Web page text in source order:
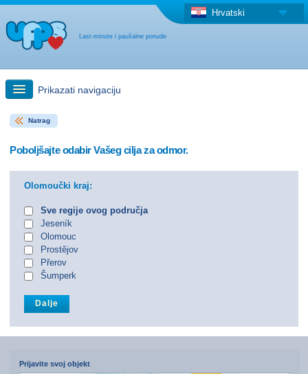
Last-minute i paušalne ponude
Hrvatski
Prikazati navigaciju
Brzo traženje
Druga država
Natrag
Poboljšajte odabir Vašeg cilja za odmor.
Olomoučki kraj:
Sve regije ovog područja
Jeseník
Olomouc
Prostějov
Přerov
Šumperk
Prijavite svoj objekt